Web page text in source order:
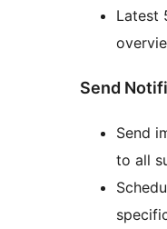
Latest
Send
Send
to all